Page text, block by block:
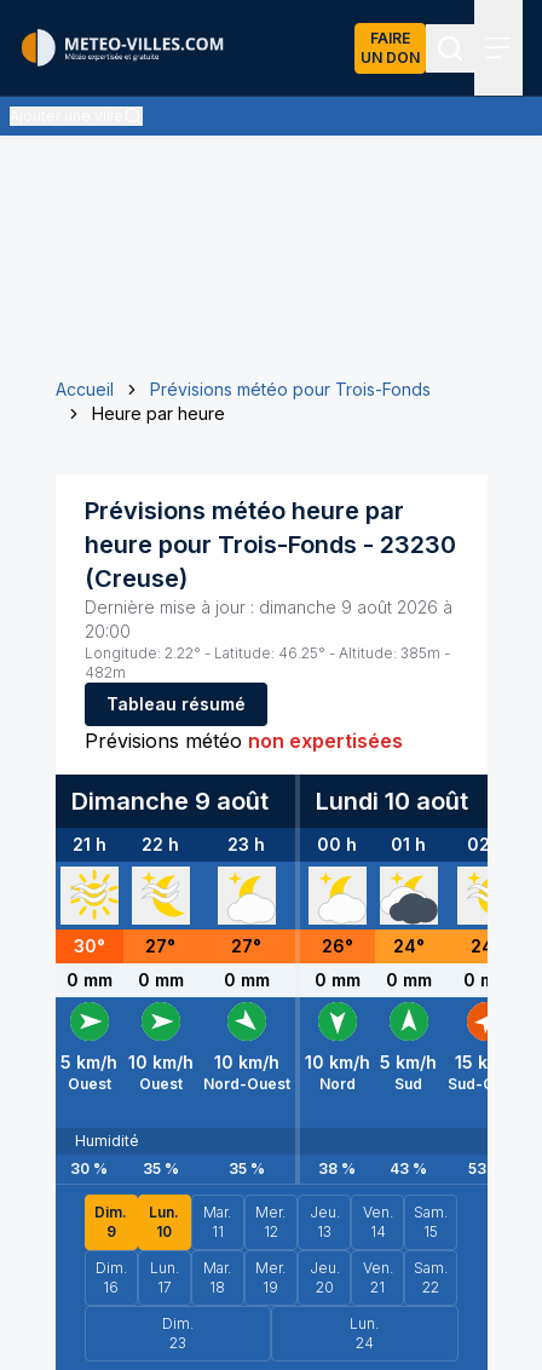
FAIRE
UN DON
Accueil
Prévisions météo pour Trois-Fonds
Heure par heure
Prévisions météo heure par
heure pour Trois-Fonds - 23230
(Creuse)
Dernière mise à jour : dimanche 9 août 2026 à
20:00
Longitude: 2.22° - Latitude: 46.25° - Altitude: 385m -
482m
Tableau résumé
Prévisions météo non expertisées
Dimanche 9 août Lundi 10 août
21 h 22 h 23 h 00 h 01 h 02 h
30° 27° 27° 26° 24° 24
0 mm
0 mm 0 mm 0 mm 0 mm 0 mm
5 km/h
Ouest
10 km/h
Ouest
10 km/h
Nord-Ouest
10 km/h
Nord
5 km/h
Sud
15 km/h
Sud-Ouest
Humidité
30 % 35% 35% 38 % 43 % 53
Dim.
9
Lun.
10
Mar.
11
Mer.
12
Jeu.
13
Ven.
14
Sam.
15
Dim.
16
Lun.
17
Mar.
18
Mer.
19
Jeu.
20
Ven.
21
Sam.
22
Dim.
23
Lun.
24